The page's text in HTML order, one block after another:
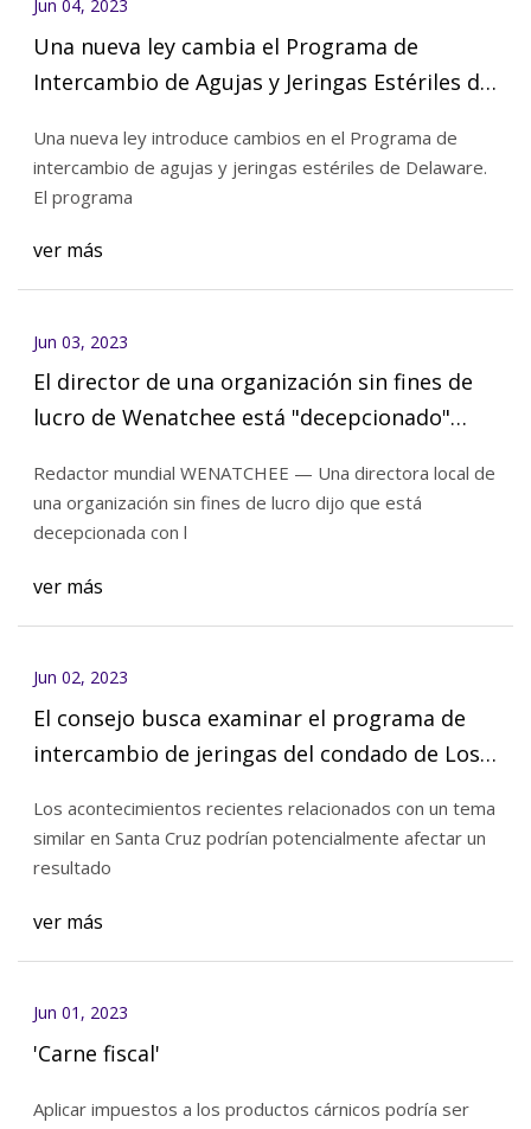
Jun 04, 2023
Una nueva ley cambia el Programa de
Intercambio de Agujas y Jeringas Estériles de
Una nueva ley introduce cambios en el Programa de
intercambio de agujas y jeringas estériles de Delaware.
El programa
ver más
Jun 03, 2023
El director de una organización sin fines de
lucro de Wenatchee está "decepcionado"
sugiriera recortar fondos por el programa
de jeringas
Redactor mundial WENATCHEE — Una directora local de
una organización sin fines de lucro dijo que está
decepcionada con l
ver más
Jun 02, 2023
El consejo busca examinar el programa de
intercambio de jeringas del condado de Los
Los acontecimientos recientes relacionados con un tema
similar en Santa Cruz podrían potencialmente afectar un
resultado
ver más
Jun 01, 2023
'Carne fiscal'
Aplicar impuestos a los productos cárnicos podría ser